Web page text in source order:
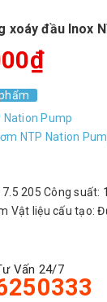
xoáy đầu Inox
Nation Pump
NTP Nation
205 Công
Vật liệu cấu tạo:
Vấn 24/7